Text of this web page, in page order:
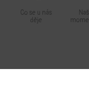
Co se u nás
děje